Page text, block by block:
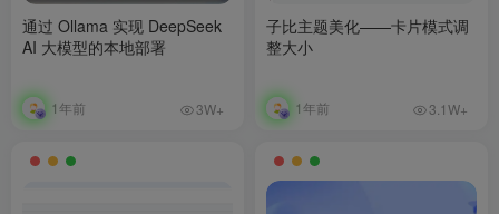
通过 Ollama 实现 DeepSeek
AI 大模型的本地部署
1年前 3W+
子比主题美化——卡片模式调
整大小
1年前 3.1W+